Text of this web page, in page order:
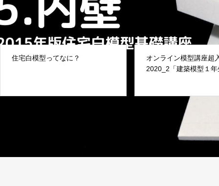
住宅白模型ってなに？
オンライン模型講座超
2020_2「建築模型１